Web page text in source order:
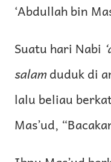
‘Abdullah bin
Suatu hari Nabi
salamduduk di
lalu beliau
Mas’ud,